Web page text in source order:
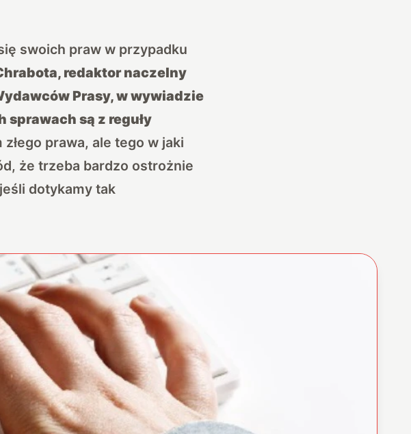
swoich praw w przypadku
redaktor naczelny
Prasy, w wywiadzie
sprawach są z reguły
prawa, ale tego w jaki
że trzeba bardzo ostrożnie
dotykamy tak